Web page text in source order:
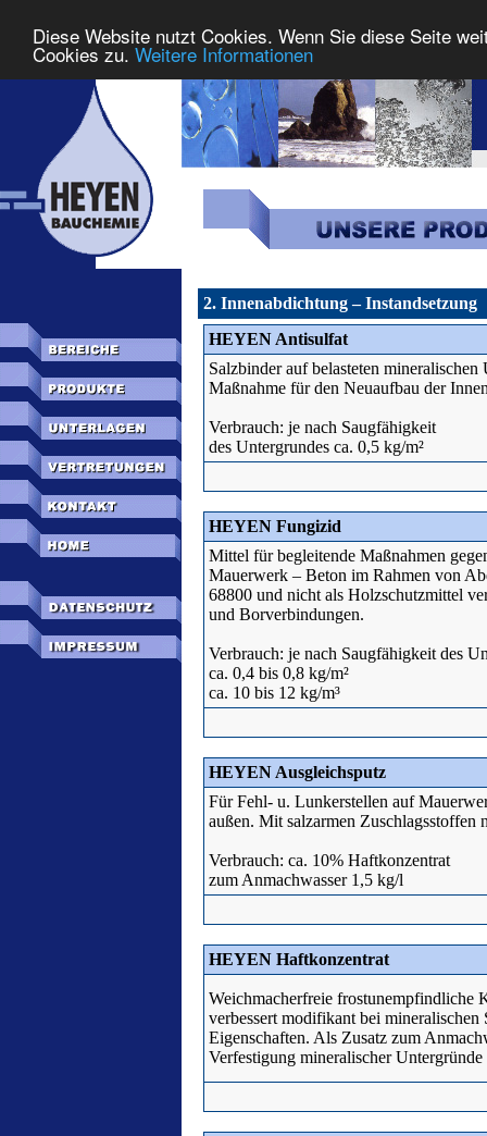
Diese Website nutzt Cookies. Wenn Sie diese Seite
Cookies zu. Weitere Informationen
2. Innenabdichtung – Instandsetzung
HEYEN Antisulfat
Salzbinder auf belasteten
Maßnahme für den Neuaufbau der
Verbrauch: je nach Saugfähigkeit
des Untergrundes ca. 0,5 kg/m²
HEYEN Fungizid
Mittel für begleitende Maßnahmen
Mauerwerk – Beton im Rahmen von
68800 und nicht als Holzschutzmittel
und Borverbindungen.
Verbrauch: je nach Saugfähigkeit des
ca. 0,4 bis 0,8 kg/m²
ca. 10 bis 12 kg/m³
HEYEN Ausgleichsputz
Für Fehl- u. Lunkerstellen auf
außen. Mit salzarmen
Verbrauch: ca. 10% Haftkonzentrat
zum Anmachwasser 1,5 kg/l
HEYEN Haftkonzentrat
Weichmacherfreie frostunempfindliche
verbessert modifikant bei
Eigenschaften. Als Zusatz zum
Verfestigung mineralischer